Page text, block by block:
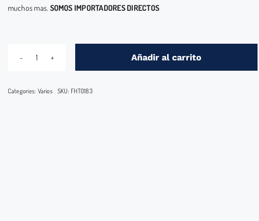
muchos mas. SOMOS IMPORTADORES DIRECTOS
KIT
HERRAMIENTAS
Añadir al carrito
Categories: Varios SKU: FHT0183